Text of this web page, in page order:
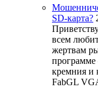
SD-карта?
всем
жертвам
кремния и
FabGL